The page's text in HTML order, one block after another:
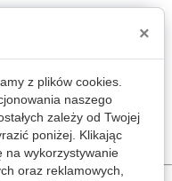
surex
×
z plików cookies.
naszego
zależy od Twojej
poniżej. Klikając
na wykorzystywanie
oraz reklamowych,